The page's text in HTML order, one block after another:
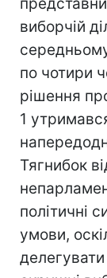
виборчій
по чотири
рішення
1
Тягнибок
політичні
умови,
делегувати